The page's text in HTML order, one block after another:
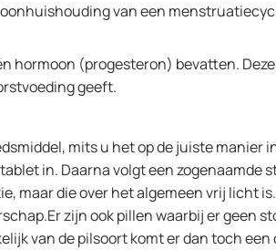
van een
hormoon (progesteron) bevatten.
geeft.
mits u het op de juiste manier
in. Daarna volgt een zogenaamde
maar die over het algemeen vrij licht
zijn ook pillen waarbij er geen
van de pilsoort komt er dan toch